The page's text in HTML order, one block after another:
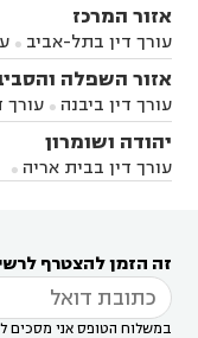
אזור המרכז
עורך דין בתל-אביב 
ברק עורך דין בפתח
עורך דין ברחובות
במודיעין
עורך דין
דין בקרית אונו
אונו
עורך דין בבת ים
דין בשוהם 
אזור השפלה
עורך דין ביבנה  עורך
עורך דין בראשון לציון
בבאר יעקב
עורך דיןיהודה ושומרון
עורך דין בבית אריה 
זה הזמן להצטרף
במשלוח הטופס אני מסכים